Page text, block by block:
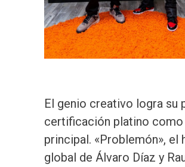
El genio creativo logra su
certificación platino
principal. «Problemón», el
global de Álvaro Díaz y